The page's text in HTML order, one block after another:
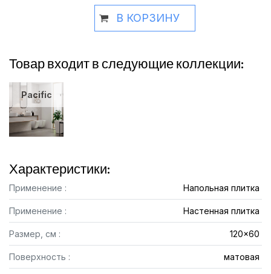
В КОРЗИНУ
Товар входит в следующие коллекции:
Pacific
Характеристики:
Применение : Напольная плитка
Применение : Настенная плитка
Размер, см : 120x60
Поверхность : матовая